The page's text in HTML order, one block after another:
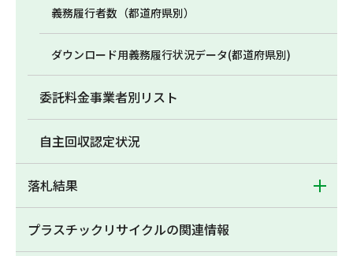
義務履行者数（都道府県別）
ダウンロード用義務履行状況データ(都道府県別)
委託料金事業者別リスト
自主回収認定状況
落札結果
プラスチックリサイクルの関連情報